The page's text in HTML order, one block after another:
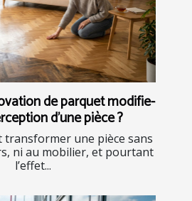
de parquet modifie-
d'une pièce ?
une pièce sans
ni au mobilier, et pourtant
l’effet...